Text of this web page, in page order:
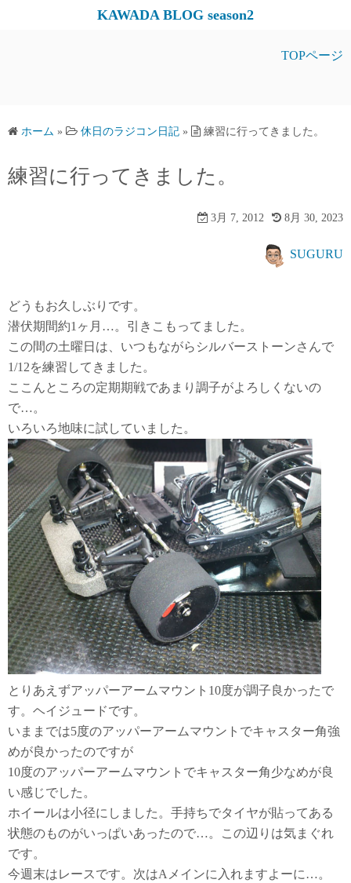
ス
ッ
KAWADA BLOG season2
TOPページ
ホーム » 休日のラジコン日記 » 練習に行ってきました。
練習に行ってきました。
3月 7, 2012 8月 30, 2023
SUGURU
どうもお久しぶりです。
潜伏期間約1ヶ月…。引きこもってました。
この間の土曜日は、いつもながらシルバーストーンさんで
1/12を練習してきました。
ここんところの定期期戦であまり調子がよろしくないの
で…。
いろいろ地味に試していました。
とりあえずアッパーアームマウント10度が調子良かったで
す。ヘイジュードです。
いままでは5度のアッパーアームマウントでキャスター角強
めが良かったのですが
10度のアッパーアームマウントでキャスター角少なめが良
い感じでした。
ホイールは小径にしました。手持ちでタイヤが貼ってある
状態のものがいっぱいあったので…。この辺りは気まぐれ
です。
今週末はレースです。次はAメインに入れますよーに…。